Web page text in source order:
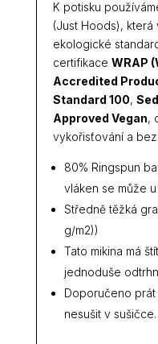
K potisku
(Just Hoods),
ekologické
certifikace WRAP
Accredited
Standard 100,
Approved Vegan,
vykořisťování a
80% Ringspun
vláken se může
Středně těžká
g/m2))
Tato mikina má
jednoduše
Doporučeno
nesušit v